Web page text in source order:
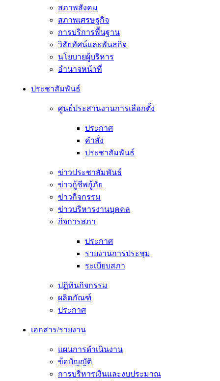
สภาพสังคม
สภาพเศรษฐกิจ
การบริการพื้นฐาน
วิสัยทัศน์และพันธกิจ
นโยบายผู้บริหาร
อํานาจหน้าที่
ประชาสัมพันธ์
ศูนย์ประสานงานการเลือกตั้ง
ประกาศ
คำสั่ง
ประชาสัมพันธ์
ข่าวประชาสัมพันธ์
ข่าวกู้ชีพกู้ภัย
ข่าวกิจกรรม
ข่าวบริหารงานบุคคล
กิจการสภา
ประกาศ
รายงานการประชุม
ระเบียบสภา
ปฏิทินกิจกรรม
ผลิตภัณฑ์
ประกาศ
เอกสาร/รายงาน
แผนการดำเนินงาน
ข้อบัญญัติ
การบริหารเงินและงบประมาณ